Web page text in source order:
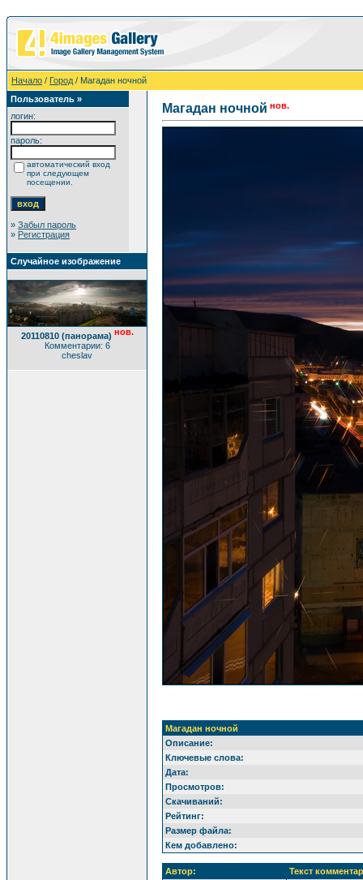
Начало / Город / Магадан ночной
Пользователь »
логин:
пароль:
автоматический вход
при следующем
посещении.
» Забыл пароль
» Регистрация
Случайное изображение
20110810 (панорама) нов.
Комментарии: 6
cheslav
Магадан ночной нов.
Магадан ночной
Описание:
Ключевые слова:
Дата:
Просмотров:
Скачиваний:
Рейтинг:
Размер файла:
Кем добавлено:
Автор:
Текст